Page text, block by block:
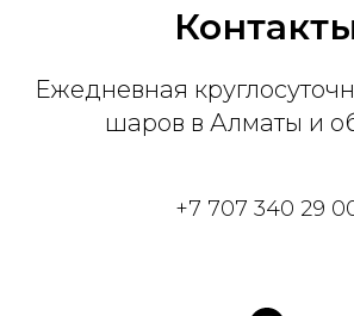
Ежедневная
шаров в Алматы и
+7 707 340 29